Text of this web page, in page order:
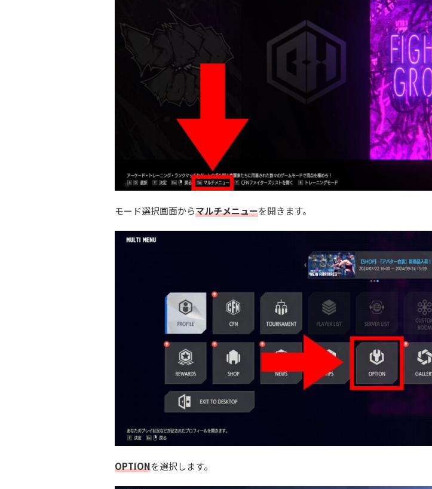
モード選択画面からマルチメニューを開きます。
OPTIONを選択します。